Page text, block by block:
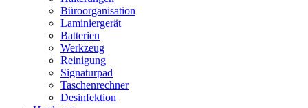
Büroorganisation
Laminiergerät
Batterien
Werkzeug
Reinigung
Signaturpad
Taschenrechner
Desinfektion